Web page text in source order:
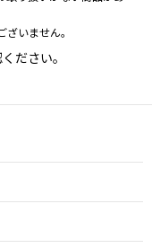
いません。
ださい。